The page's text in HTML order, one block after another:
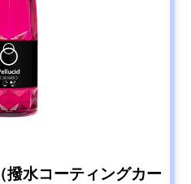
撥水コーティングカー